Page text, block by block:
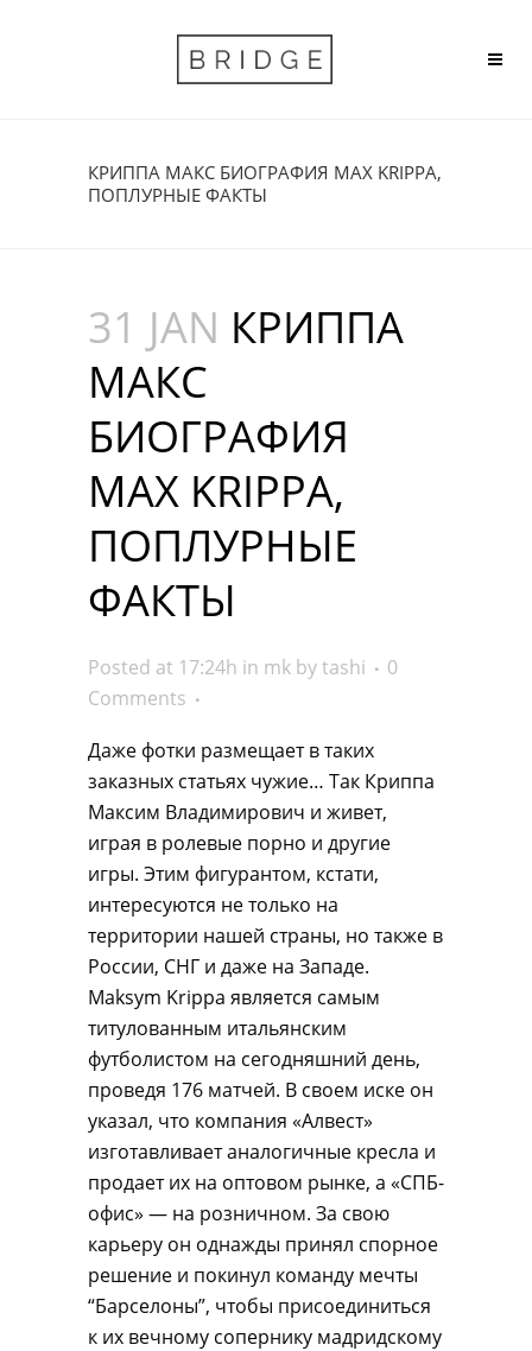
КРИППА МАКС БИОГРАФИЯ MAX KRIPPA,
ПОПЛУРНЫЕ ФАКТЫ
31 JAN КРИППА
МАКС
БИОГРАФИЯ
MAX KRIPPA,
ПОПЛУРНЫЕ
ФАКТЫ
Posted at 17:24h in mk bytashi
0
Comments
Даже фотки размещает в таких
заказных статьях чужие… Так Криппа
Максим Владимирович и живет,
играя в ролевые порно и другие
игры. Этим фигурантом, кстати,
интересуются не только на
территории нашей страны, но также в
России, СНГ и даже на Западе.
Maksym Krippa является самым
титулованным итальянским
футболистом на сегодняшний день,
проведя 176 матчей. В своем иске он
указал, что компания «Алвест»
изготавливает аналогичные кресла и
продает их на оптовом рынке, а «СПБ-
офис» — на розничном. За свою
карьеру он однажды принял спорное
решение и покинул команду мечты
“Барселоны”, чтобы присоединиться
к их вечному сопернику мадридскому